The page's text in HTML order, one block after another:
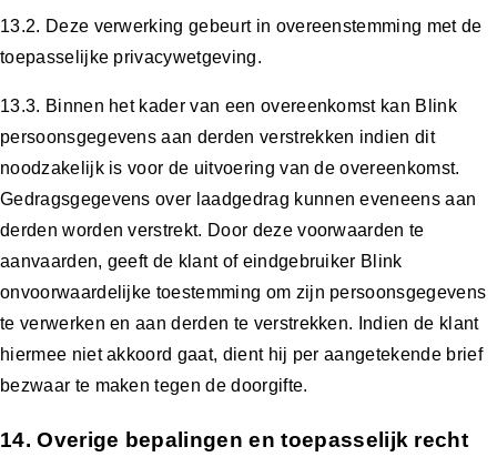
13.2. Deze verwerking gebeurt in overeenstemming met de
toepasselijke privacywetgeving.
13.3. Binnen het kader van een overeenkomst kan Blink
persoonsgegevens aan derden verstrekken indien dit
noodzakelijk is voor de uitvoering van de overeenkomst.
Gedragsgegevens over laadgedrag kunnen eveneens aan
derden worden verstrekt. Door deze voorwaarden te
aanvaarden, geeft de klant of eindgebruiker Blink
onvoorwaardelijke toestemming om zijn persoonsgegevens
te verwerken en aan derden te verstrekken. Indien de klant
hiermee niet akkoord gaat, dient hij per aangetekende brief
bezwaar te maken tegen de doorgifte.
14. Overige bepalingen en toepasselijk recht